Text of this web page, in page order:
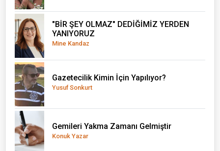
"BİR ŞEY OLMAZ" DEDİĞİMİZ YERDEN
YANIYORUZ
Mine Kandaz
Gazetecilik Kimin İçin Yapılıyor?
Yusuf Sonkurt
Gemileri Yakma Zamanı Gelmiştir
Konuk Yazar